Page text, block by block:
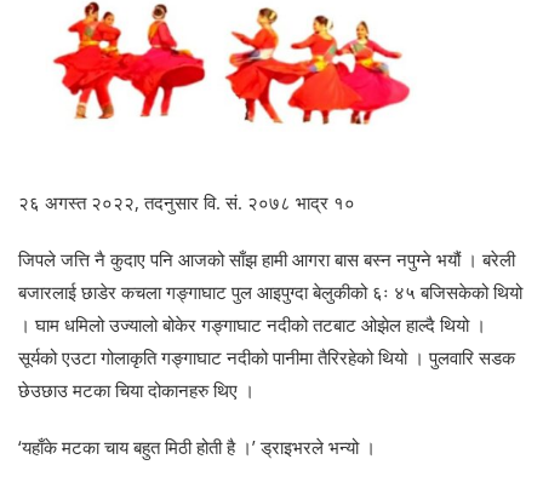
२६ अगस्त २०२२, तदनुसार वि. सं. २०७८ भाद्र १०
जिपले जत्ति नै कुदाए पनि आजको साँझ हामी आगरा बास बस्न नपुग्ने भयौं । बरेली
बजारलाई छाडेर कचला गङ्गाघाट पुल आइपुग्दा बेलुकीको ६ः ४५ बजिसकेको थियो
। घाम धमिलो उज्यालो बोकेर गङ्गाघाट नदीको तटबाट ओझेल हाल्दै थियो ।
सूर्यको एउटा गोलाकृति गङ्गाघाट नदीको पानीमा तैरिरहेको थियो । पुलवारि सडक
छेउछाउ मटका चिया दोकानहरु थिए ।
‘यहाँके मटका चाय बहुत मिठी होती है ।’ ड्राइभरले भन्यो ।